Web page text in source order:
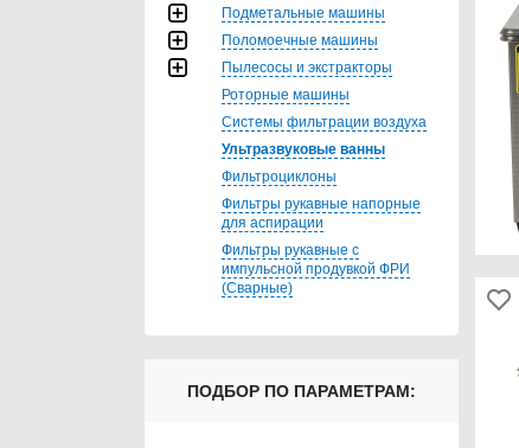
Подметальные машины
Поломоечные машины
Пылесосы и экстракторы
Роторные машины
Системы фильтрации воздуха
Ультразвуковые ванны
Фильтроциклоны
Фильтры рукавные напорные
для аспирации
Фильтры рукавные с
импульсной продувкой ФРИ
(Сварные)
ПОДБОР ПО ПАРАМЕТРАМ: